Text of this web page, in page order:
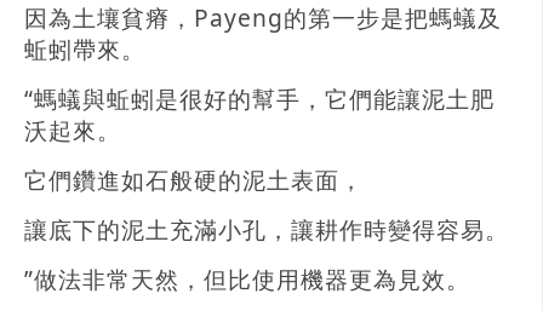
因為土壤貧瘠，Payeng的第一步是把螞蟻及
蚯蚓帶來。
“螞蟻與蚯蚓是很好的幫手，它們能讓泥土肥
沃起來。
它們鑽進如石般硬的泥土表面，
讓底下的泥土充滿小孔，讓耕作時變得容易。
”做法非常天然，但比使用機器更為見效。